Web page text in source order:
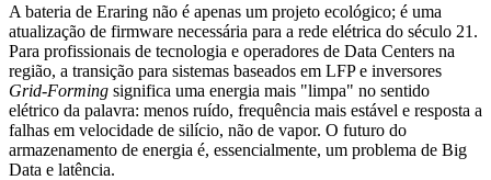
A bateria de Eraring não é apenas um projeto ecológico; é uma
atualização de firmware necessária para a rede elétrica do século 21.
Para profissionais de tecnologia e operadores de Data Centers na
região, a transição para sistemas baseados em LFP e inversores
Grid-Forming significa uma energia mais "limpa" no sentido
elétrico da palavra: menos ruído, frequência mais estável e resposta a
falhas em velocidade de silício, não de vapor. O futuro do
armazenamento de energia é, essencialmente, um problema de Big
Data e latência.